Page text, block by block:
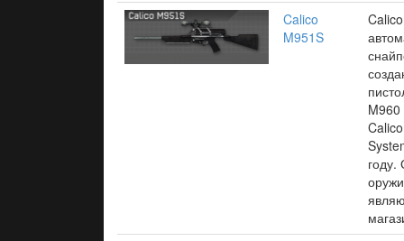
Calico
M951S
году.